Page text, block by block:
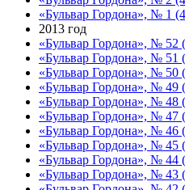
«Бульвар Гордона», № 1
2013 год
«Бульвар Гордона», № 52
«Бульвар Гордона», № 51
«Бульвар Гордона», № 50
«Бульвар Гордона», № 49
«Бульвар Гордона», № 48
«Бульвар Гордона», № 47
«Бульвар Гордона», № 46
«Бульвар Гордона», № 45
«Бульвар Гордона», № 44
«Бульвар Гордона», № 43